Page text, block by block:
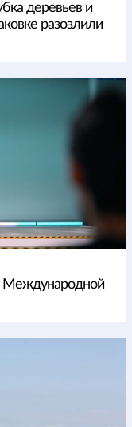
деревьев и
разозлили
Международной